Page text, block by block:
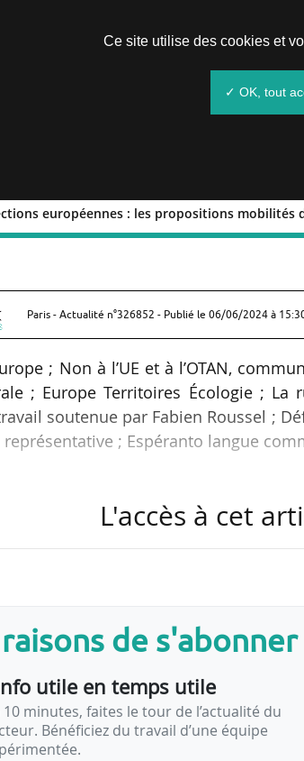
européennes : les propositions mobilités
européennes : les
Paris - Actualité n°326852 - Publié le 06/06/2024 à
; Non à l’UE et à l’OTAN,
; Europe Territoires Écologie ; La
soutenue par Fabien Roussel ;
; Espéranto langue
de l’Intérieur. 38 listes sont
fait le point sur les propositions
par Raphaël Glucksmann.
européen, nous serons à l’avant-garde de la…
L'accès à cet
de s'abonner
utile en temps utile
10 minutes, faites le tour de l’actualité du
Bénéficiez du travail d’une équipe
Ce site utilise des cookies et
✓ OK, tout